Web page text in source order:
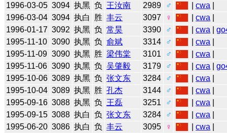
1996-03-05 3094 执黑 负 王汝南 2989 ♂ |cwa
1996-03-04 3094 执白 胜 丰云 3097 ♀ |cwa
1996-01-17 3092 执黑 负 常昊 3390 ♂ |cwa |
1995-11-10 3090 执黑 负 俞斌 3314 ♂ |cwa
1995-11-09 3090 执黑 胜 梁伟棠 3101 ♂ |cwa
1995-11-06 3090 执黑 负 吴肇毅 3179 ♂ |cwa |
1995-10-06 3089 执黑 负 张文东 3284 ♂ |cwa
1995-10-04 3089 执黑 胜 孔杰 3144 ♂ |cwa
1995-09-16 3088 执黑 负 王磊 3251 ♂ |cwa
1995-09-15 3088 执白 负 张文东 3284 ♂ |cwa
1995-06-20 3086 执白 负 丰云 3095 ♀ |cwa